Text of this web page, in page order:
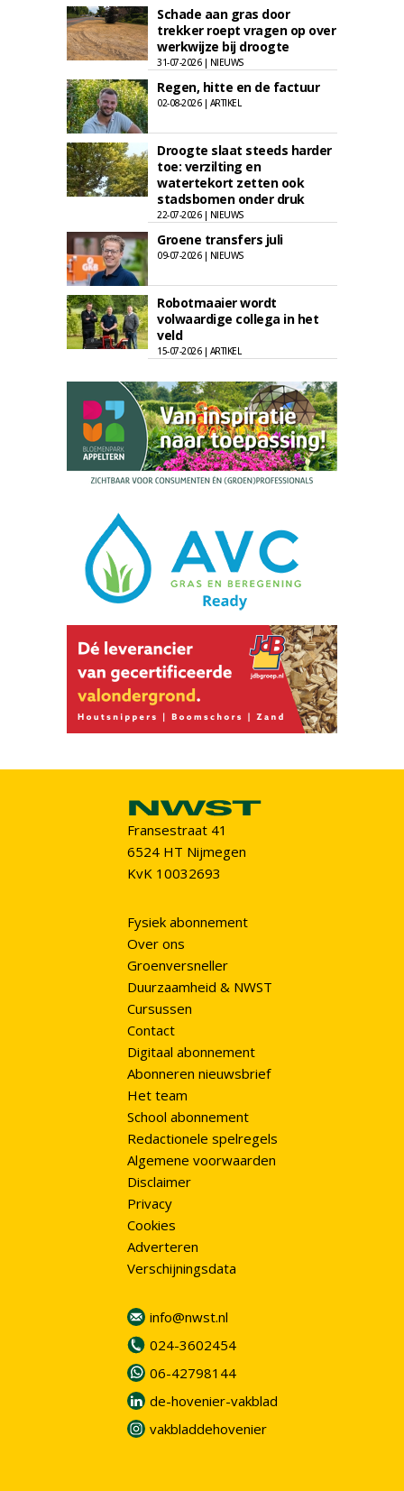
Schade aan gras door
trekker roept vragen op over
werkwijze bij droogte
31-07-2026 | NIEUWS
Regen, hitte en de factuur
02-08-2026 | ARTIKEL
Droogte slaat steeds harder
toe: verzilting en
watertekort zetten ook
stadsbomen onder druk
22-07-2026 | NIEUWS
Groene transfers juli
09-07-2026 | NIEUWS
Robotmaaier wordt
volwaardige collega in het
veld
15-07-2026 | ARTIKEL
Fransestraat 41
6524 HT Nijmegen
KvK 10032693
Fysiek abonnement
Over ons
Groenversneller
Duurzaamheid & NWST
Cursussen
Contact
Digitaal abonnement
Abonneren nieuwsbrief
Het team
School abonnement
Redactionele spelregels
Algemene voorwaarden
Disclaimer
Privacy
Cookies
Adverteren
Verschijningsdata
info@nwst.nl
024-3602454
06-42798144
de-hovenier-vakblad
vakbladdehovenier